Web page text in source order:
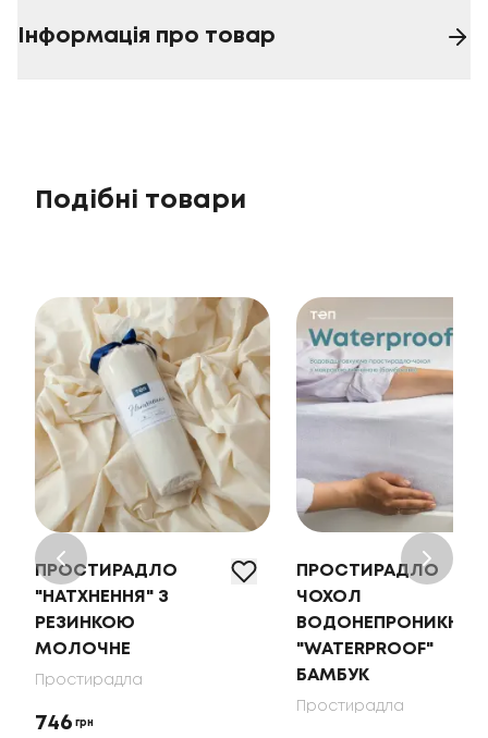
Інформація про товар
Подібні товари
ПРОСТИРАДЛО
"НАТХНЕННЯ" З
РЕЗИНКОЮ
МОЛОЧНЕ
Простирадла
746 грн
ПРОСТИРАДЛО
ЧОХОЛ
ВОДОНЕПРОНИКНИЙ
"WATERPROOF"
БАМБУК
Простирадла